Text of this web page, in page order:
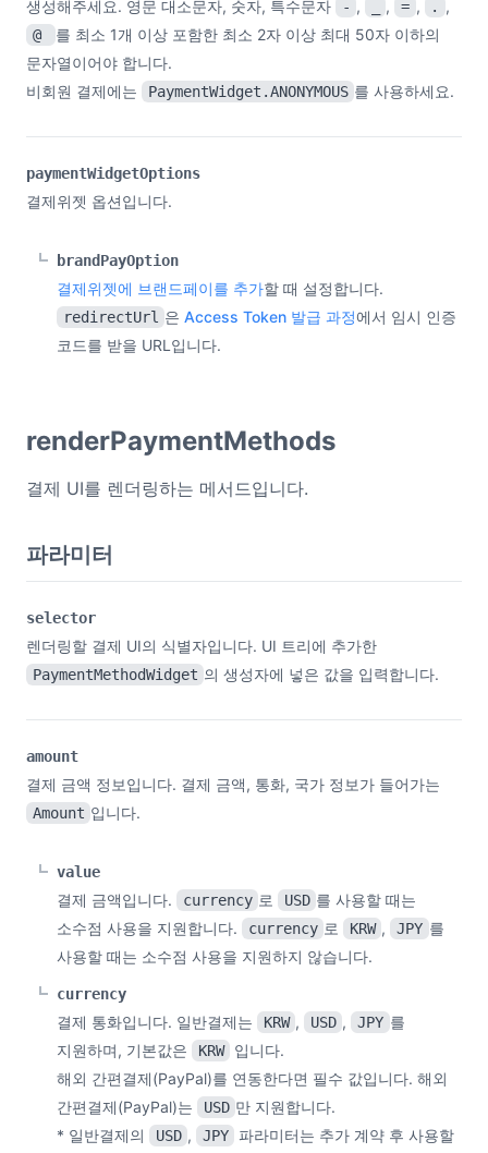
생성해주세요. 영문 대소문자, 숫자, 특수문자 - , , = , . ,
@
를 최소 1개 이상 포함한 최소 2자 이상 최대 50자 이하의
문자열이어야 합니다.
비회원 결제에는
PaymentWidget.ANONYMOUS 를 사용하세요.
paymentWidgetOptions
결제위젯 옵션입니다.
brandPayOption
결제위젯에 브랜드페이를 추가할 때 설정합니다.
redirectUrl 은Access Token 발급 과정에서 임시 인증
코드를 받을 URL입니다.
renderPaymentMethods
결제 UI를 렌더링하는 메서드입니다.
파라미터
selector
렌더링할 결제 UI의 식별자입니다. UI 트리에 추가한
PaymentMethodWidget 의 생성자에 넣은 값을 입력합니다.
amount
결제 금액 정보입니다. 결제 금액, 통화, 국가 정보가 들어가는
Amount 입니다.
value
결제 금액입니다. currency 로 USD 를 사용할 때는
소수점 사용을 지원합니다.
currency 로 KRW , JPY 를
사용할 때는 소수점 사용을 지원하지 않습니다.
currency
결제 통화입니다. 일반결제는 KRW , USD , JPY 를
지원하며, 기본값은
KRW
입니다.
해외 간편결제(PayPal)를 연동한다면 필수 값입니다. 해외
간편결제(PayPal)는
USD 만 지원합니다.
* 일반결제의
USD , JPY 파라미터는 추가 계약 후 사용할